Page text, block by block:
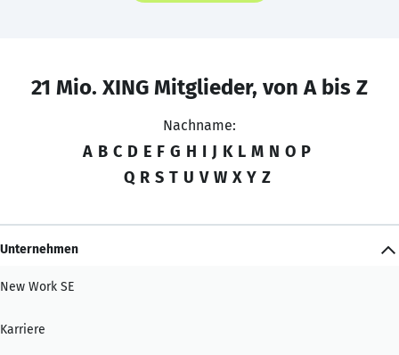
21 Mio. XING Mitglieder, von A bis Z
Nachname:
A B C D E F G H I J K L M N O P
Q R S T U V W X Y Z
Unternehmen
New Work SE
Karriere